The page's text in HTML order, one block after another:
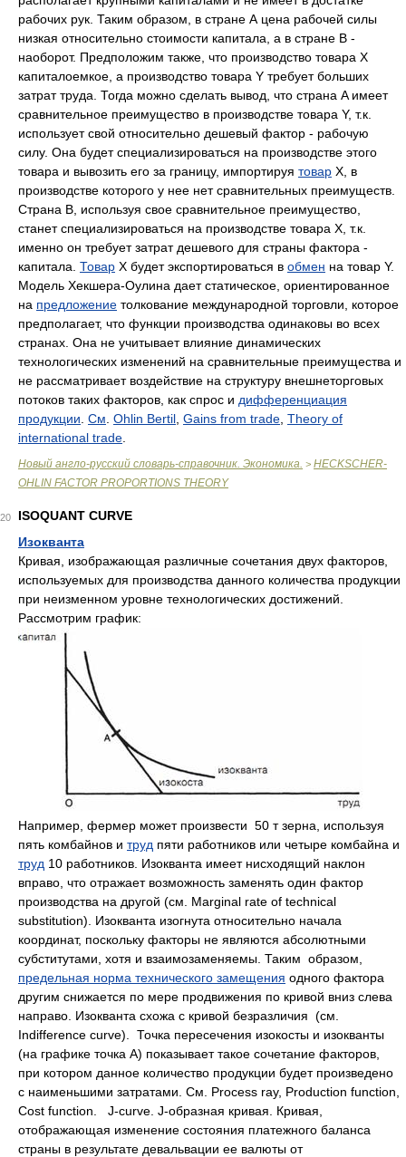
рабочих рук. Таким образом, в стране А цена рабочей силы
низкая относительно стоимости капитала, а в стране B -
наоборот. Предположим также, что производство товара Х
капиталоемкое, а производство товара Y требует больших
затрат труда. Тогда можно сделать вывод, что страна A имеет
сравнительное преимущество в производстве товара Y, т.к.
использует свой относительно дешевый фактор - рабочую
силу. Она будет специализироваться на производстве этого
товара и вывозить его за границу, импортируя товар Х, в
производстве которого у нее нет сравнительных преимуществ.
Страна B, используя свое сравнительное преимущество,
станет специализироваться на производстве товара Х, т.к.
именно он требует затрат дешевого для страны фактора -
капитала. Товар Х будет экспортироваться в обмен на товар Y.
Модель Хекшера-Оулина дает статическое, ориентированное
на предложение толкование международной торговли, которое
предполагает, что функции производства одинаковы во всех
странах. Она не учитывает влияние динамических
технологических изменений на сравнительные преимущества и
не рассматривает воздействие на структуру внешнеторговых
потоков таких факторов, как спрос и дифференциация
продукции См Ohlin Bertil Gains from trade Theory of
international trade
Новый англо-русский словарь-справочник. Экономика. > HECKSCHER-
OHLIN FACTOR PROPORTIONS THEORY
20
ISOQUANT CURVE
Изокванта
Кривая, изображающая различные сочетания двух факторов,
используемых для производства данного количества продукции
при неизменном уровне технологических достижений.
Рассмотрим график:
Например, фермер может произвести 50 т зерна, используя
пять комбайнов и труд пяти работников или четыре комбайна и
труд 10 работников. Изокванта имеет нисходящий наклон
вправо, что отражает возможность заменять один фактор
производства на другой (см. Marginal rate of technical
substitution). Изокванта изогнута относительно начала
координат, поскольку факторы не являются абсолютными
субститутами, хотя и взаимозаменяемы. Таким образом,
предельная норма технического замещения одного фактора
другим снижается по мере продвижения по кривой вниз слева
направо. Изокванта схожа с кривой безразличия (см.
Indifference curve). Точка пересечения изокосты и изокванты
(на графике точка А) показывает такое сочетание факторов,
при котором данное количество продукции будет произведено
с наименьшими затратами. См. Process ray, Production function,
Cost function. J-curve. J-образная кривая. Кривая,
отображающая изменение состояния платежного баланса
страны в результате девальвации ее валюты от